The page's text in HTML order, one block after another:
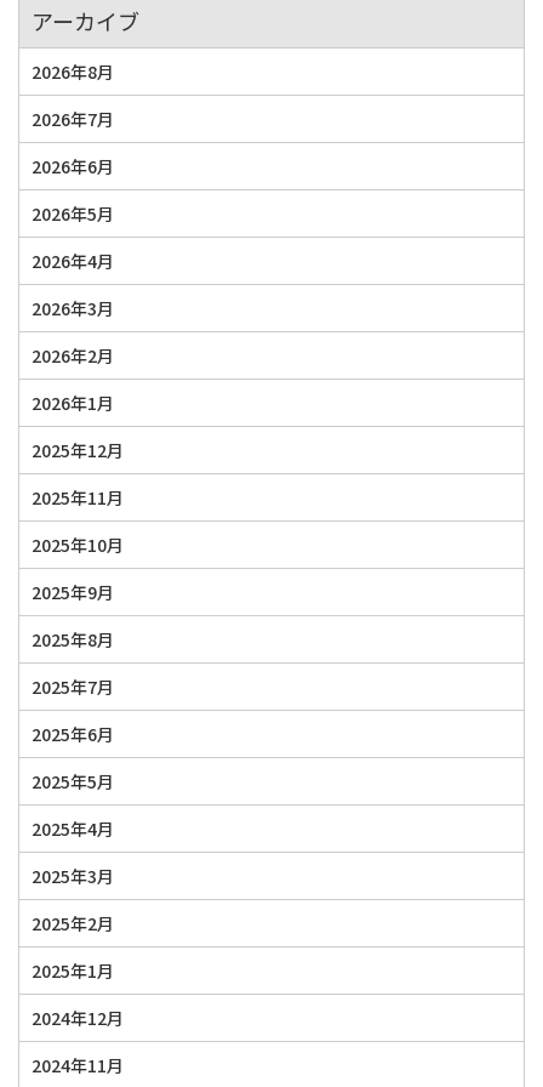
アーカイブ
2026年8月
2026年7月
2026年6月
2026年5月
2026年4月
2026年3月
2026年2月
2026年1月
2025年12月
2025年11月
2025年10月
2025年9月
2025年8月
2025年7月
2025年6月
2025年5月
2025年4月
2025年3月
2025年2月
2025年1月
2024年12月
2024年11月